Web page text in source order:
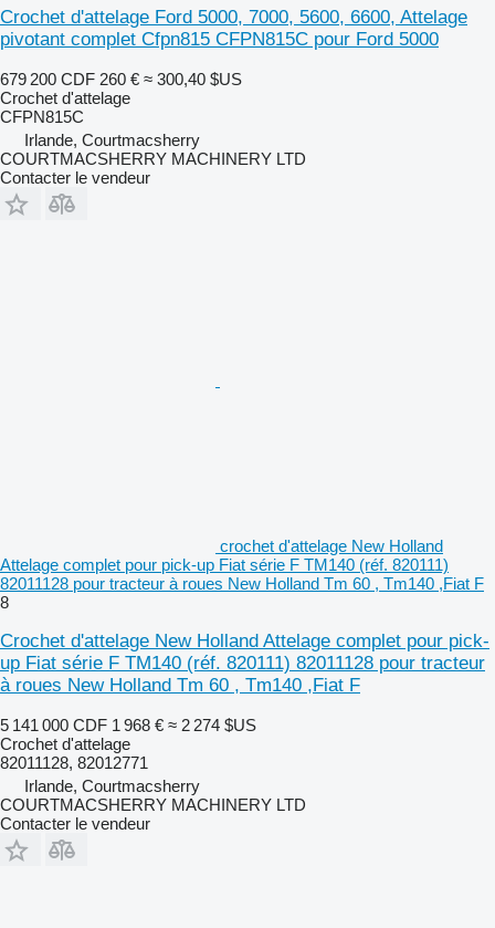
Crochet d'attelage Ford 5000, 7000, 5600, 6600, Attelage
pivotant complet Cfpn815 CFPN815C pour Ford 5000
679 200 CDF 260 € ≈ 300,40 $US
Crochet d'attelage
CFPN815C
Irlande, Courtmacsherry
COURTMACSHERRY MACHINERY LTD
Contacter le vendeur
crochet d'attelage New Holland
Attelage complet pour pick-up Fiat série F TM140 (réf. 820111)
82011128 pour tracteur à roues New Holland Tm 60 , Tm140 ,Fiat F
8
Crochet d'attelage New Holland Attelage complet pour pick-
up Fiat série F TM140 (réf. 820111) 82011128 pour tracteur
à roues New Holland Tm 60 , Tm140 ,Fiat F
5 141 000 CDF 1 968 € ≈ 2 274 $US
Crochet d'attelage
82011128, 82012771
Irlande, Courtmacsherry
COURTMACSHERRY MACHINERY LTD
Contacter le vendeur